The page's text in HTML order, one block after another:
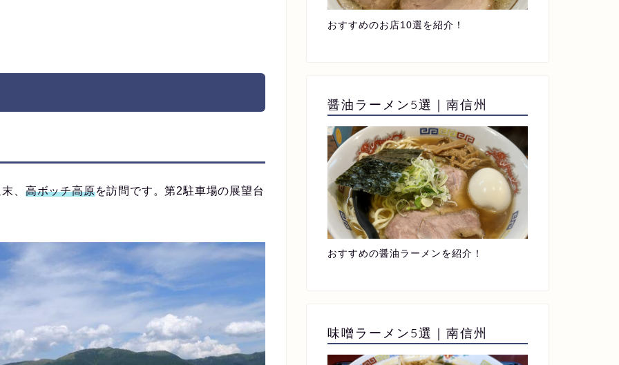
、 高ボッチ高原を訪問です。第2駐車場の展望台
おすすめのお店10選を紹介！
醤油ラーメン5選｜南信州
おすすめの醤油ラーメンを紹介！
味噌ラーメン5選｜南信州